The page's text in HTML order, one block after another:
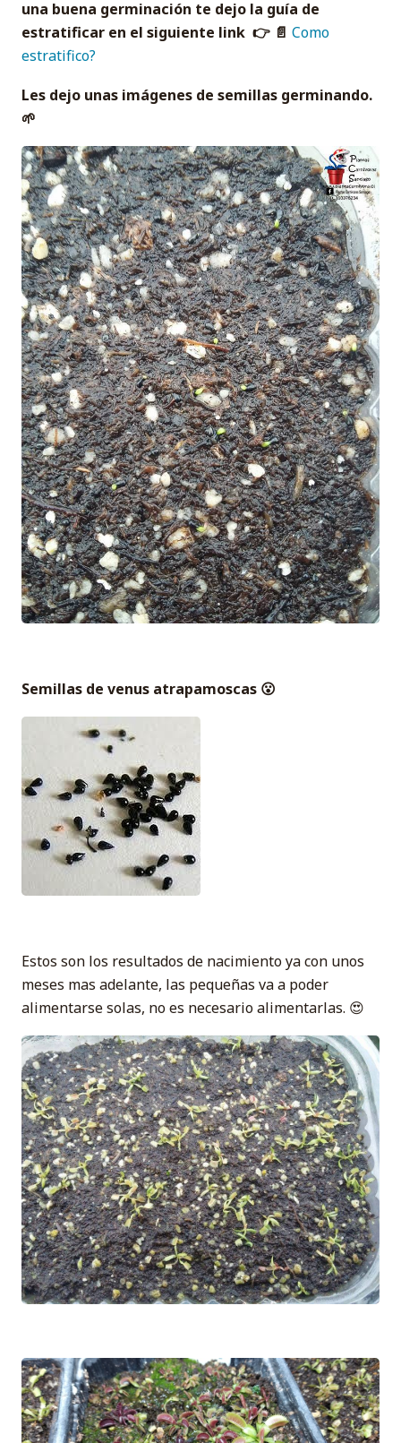
una buena germinación te dejo la guía de
estratificar en el siguiente link 👉 📄 Como
estratifico?
Les dejo unas imágenes de semillas germinando.
🌱
Semillas de venus atrapamoscas 😮
Estos son los resultados de nacimiento ya con unos
meses mas adelante, las pequeñas va a poder
alimentarse solas, no es necesario alimentarlas. 😍